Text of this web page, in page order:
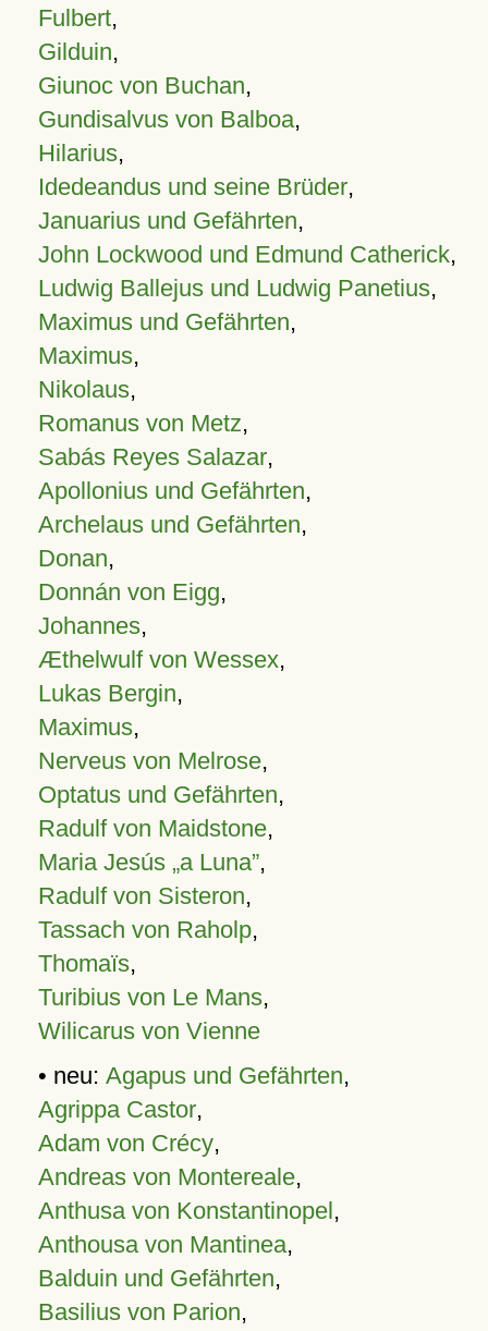
Fulbert,
Gilduin,
Giunoc von Buchan,
Gundisalvus von Balboa,
Hilarius,
Idedeandus und seine Brüder,
Januarius und Gefährten,
John Lockwood und Edmund Catherick,
Ludwig Ballejus und Ludwig Panetius,
Maximus und Gefährten,
Maximus,
Nikolaus,
Romanus von Metz,
Sabás Reyes Salazar,
Apollonius und Gefährten,
Archelaus und Gefährten,
Donan,
Donnán von Eigg,
Johannes,
Æthelwulf von Wessex,
Lukas Bergin,
Maximus,
Nerveus von Melrose,
Optatus und Gefährten,
Radulf von Maidstone,
Maria Jesús „a Luna”,
Radulf von Sisteron,
Tassach von Raholp,
Thomaïs,
Turibius von Le Mans,
Wilicarus von Vienne
• neu: Agapus und Gefährten,
Agrippa Castor,
Adam von Crécy,
Andreas von Montereale,
Anthusa von Konstantinopel,
Anthousa von Mantinea,
Balduin und Gefährten,
Basilius von Parion,